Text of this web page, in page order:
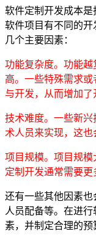
软件定制开发成本
软件项目有不同的
几个主要因素：
功能复杂度。功能
高。一些特殊需求
与开发，从而增加了
技术难度。一些新
术人员来实现，这也
项目规模。项目规
定制开发通常需要更
还有一些其他因素也
人员配备等。在进
素，并制定合理的预